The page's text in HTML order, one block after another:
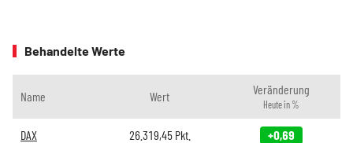
Behandelte Werte
Name Wert Veränderung
Heute in %
DAX 26.319,45Pkt. +0,69